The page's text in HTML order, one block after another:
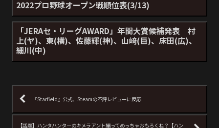
2022プロ野球オープン戦順位表(3/13)
「JERAセ・リーグAWARD」年間大賞候補発表 村
上(ヤ)、東(横)、佐藤輝(神)、山﨑(巨)、床田(広)、
細川(中)
『Starfield』公式、Steamの不評レビューに反応
【話題】ハンタハンターのキメラアント編ってめっちゃおもろくね？【ハン